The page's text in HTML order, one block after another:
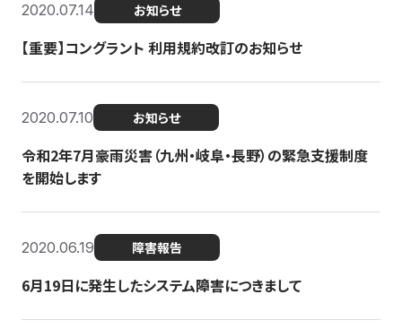
2020.07.14 お知らせ
【重要】コングラント 利用規約改訂のお知らせ
2020.07.10 お知らせ
令和2年7月豪雨災害（九州・岐阜・長野）の緊急支援制度
を開始します
2020.06.19 障害報告
6月19日に発生したシステム障害につきまして